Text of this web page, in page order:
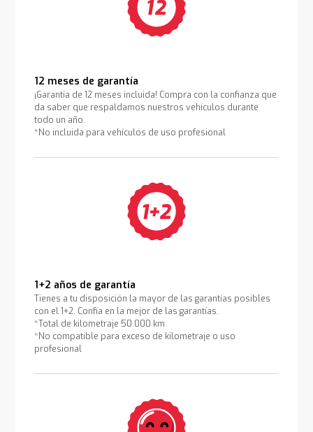
12 meses de garantía
¡Garantía de 12 meses incluida! Compra con la confianza que
da saber que respaldamos nuestros vehículos durante
todo un año.
*No incluida para vehículos de uso profesional
1+2 años de garantía
Tienes a tu disposición la mayor de las garantías posibles
con el 1+2. Confía en la mejor de las garantías.
*Total de kilometraje 50.000 km
*No compatible para exceso de kilometraje o uso
profesional